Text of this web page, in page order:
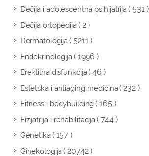
Dečija i adolescentna psihijatrija( 531 )
Dečija ortopedija( 2 )
Dermatologija( 5211 )
Endokrinologija( 1996 )
Erektilna disfunkcija( 46 )
Estetska i antiaging medicina( 232 )
Fitness i bodybuilding( 165 )
Fizijatrija i rehabilitacija( 744 )
Genetika( 157 )
Ginekologija( 20742 )